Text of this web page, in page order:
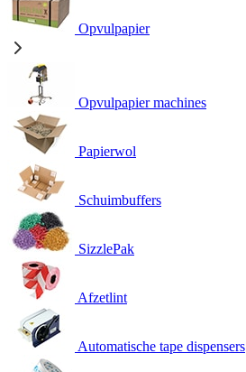
Opvulpapier
Opvulpapier machines
Papierwol
Schuimbuffers
SizzlePak
Afzetlint
Automatische tape dispensers